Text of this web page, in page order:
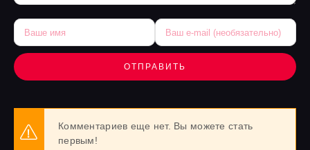
ОТПРАВИТЬ
Комментариев еще нет. Вы можете стать
первым!